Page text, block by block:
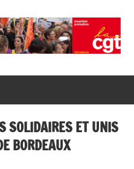
CGT
insertion
probation
SOLIDAIRES ET UNIS
BORDEAUX